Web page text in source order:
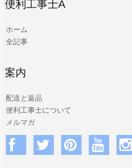
便利工事士A
ホーム
全記事
案内
配送と返品
便利工事士について
メルマガ